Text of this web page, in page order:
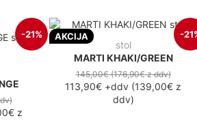
-21%
)
z
AKCIJA -
stol
MARTI KHAKI/GREEN
145,00€(176,90€z ddv)
113,90€ +ddv (139,00€ z
ddv)